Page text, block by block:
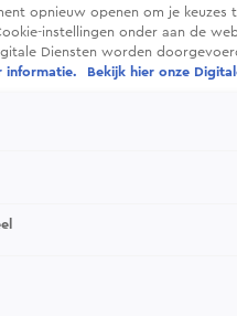
opnieuw openen om je
instellingen onder aan de
Diensten worden
informatie.
Bekijk hier onze